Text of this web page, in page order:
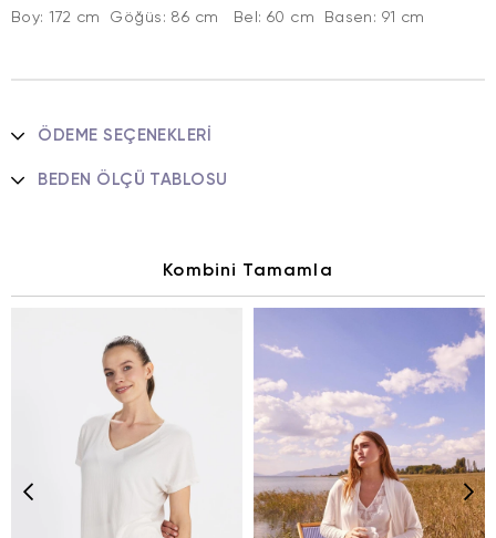
Boy: 172 cm Göğüs: 86 cm Bel: 60 cm Basen: 91 cm
ÖDEME SEÇENEKLERI
BEDEN ÖLÇÜ TABLOSU
Kombini Tamamla